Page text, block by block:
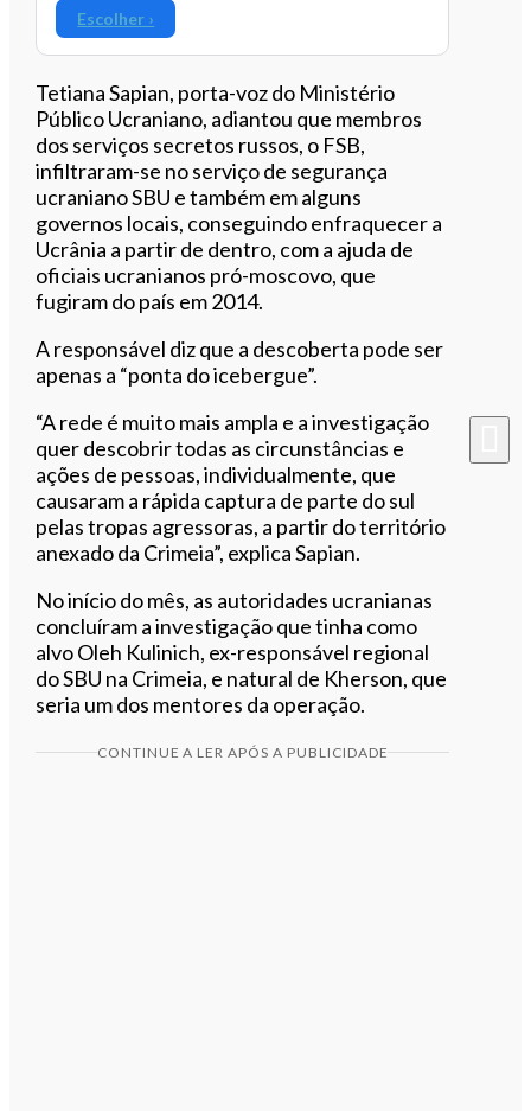
Escolher ›
Tetiana Sapian, porta-voz do Ministério
Público Ucraniano, adiantou que membros
dos serviços secretos russos, o FSB,
infiltraram-se no serviço de segurança
ucraniano SBU e também em alguns
governos locais, conseguindo enfraquecer a
Ucrânia a partir de dentro, com a ajuda de
oficiais ucranianos pró-moscovo, que
fugiram do país em 2014.
A responsável diz que a descoberta pode ser
apenas a “ponta do icebergue”.
“A rede é muito mais ampla e a investigação
quer descobrir todas as circunstâncias e
ações de pessoas, individualmente, que
causaram a rápida captura de parte do sul
pelas tropas agressoras, a partir do território
anexado da Crimeia”, explica Sapian.
No início do mês, as autoridades ucranianas
concluíram a investigação que tinha como
alvo Oleh Kulinich, ex-responsável regional
do SBU na Crimeia, e natural de Kherson, que
seria um dos mentores da operação.
CONTINUE A LER APÓS A PUBLICIDADE